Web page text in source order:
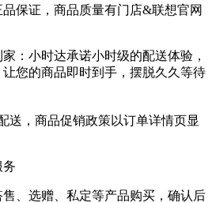
保证，商品质量有门店&联想官网
：小时达承诺小时级的配送体验，
您的商品即时到手，摆脱久久等待
送，商品促销政策以订单详情页显
务
、选赠、私定等产品购买，确认后